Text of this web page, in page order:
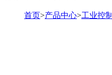
首页>产品中心>工业控制